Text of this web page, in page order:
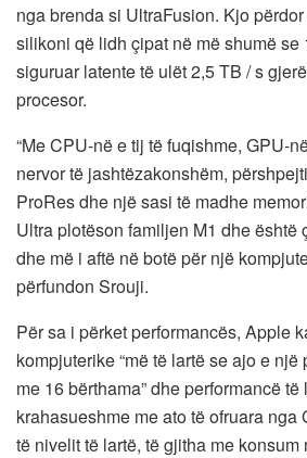
nga brenda si UltraFusion. Kjo
silikoni që lidh çipat në më shumë
siguruar latente të ulët 2,5 TB / s
procesor.
“Me CPU-në e tij të fuqishme, GPU-
nervor të jashtëzakonshëm,
ProRes dhe një sasi të madhe
Ultra plotëson familjen M1 dhe është
dhe më i aftë në botë për një
përfundon Srouji.
Për sa i përket performancës, Apple
kompjuterike “më të lartë se ajo e
me 16 bërthama” dhe performancë
krahasueshme me ato të ofruara nga
të nivelit të lartë, të gjitha me konsum